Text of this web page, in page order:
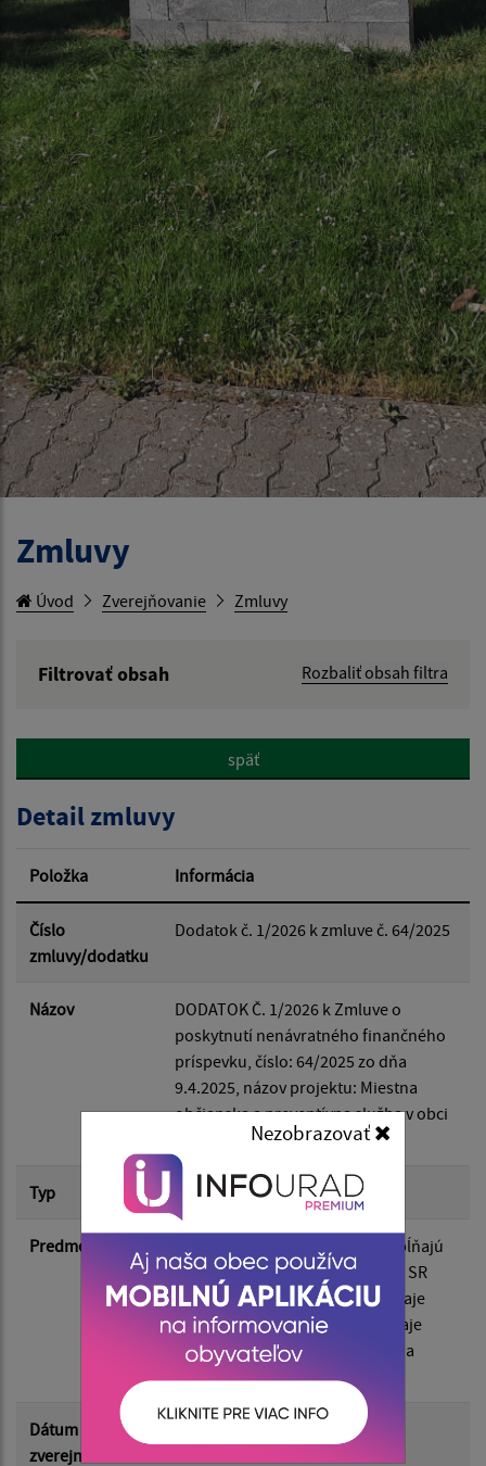
Nezobrazovať
Zmluvy
Úvod Zverejňovanie Zmluvy
Filtrovať obsah
Rozbaliť obsah filtra
Hľadať v:
Dátum od:
Dátum do:
späť
Detail zmluvy
Položka Informácia
Číslo
zmluvy/dodatku
Dodatok č. 1/2026 k zmluve č. 64/2025
Názov
DODATOK Č. 1/2026 k Zmluve o
poskytnutí nenávratného finančného
príspevku, číslo: 64/2025 zo dňa
9.4.2025, názov projektu: Miestna
občianska a preventívna služba v obci
Typ Dodatok k zmluve
Predmet
V záhlaví Zmluvy sa menia a dopĺňajú
identifikačné údaje Úradu vlády SR
týkajúce sa konajúcej osoby, údaje
označenia plnomocenstva a údaje
týkajúce sa Zmluvy o poverení na
vykonávanie úloh.
Dátum
zverejnenia